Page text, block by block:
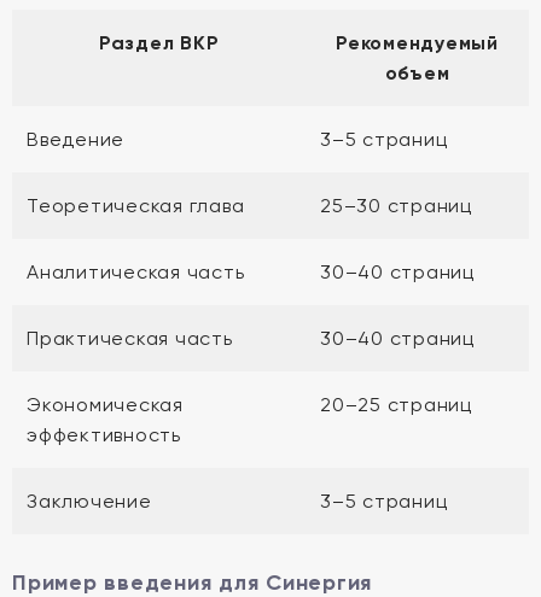
Раздел ВКР
Рекомендуемый
объем
Введение 3–5 страниц
Теоретическая глава 25–30 страниц
Аналитическая часть 30–40 страниц
Практическая часть 30–40 страниц
Экономическая
эффективность
20–25 страниц
Заключение 3–5 страниц
Пример введения для Синергия